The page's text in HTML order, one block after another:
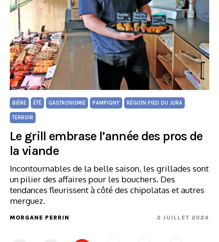
BIÈRE ÉTÉ GASTRONOMIE PAMPIGNY RÉGION PIED DU JURA
TERROIR
Le grill embrase l’année des pros de
la viande
Incontournables de la belle saison, les grillades sont
un pilier des affaires pour les bouchers. Des
tendances fleurissent à côté des chipolatas et autres
merguez.
MORGANE PERRIN 2 JUILLET 2024